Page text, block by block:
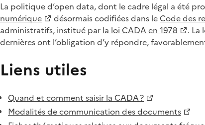
La politique d’open data, dont le cadre légal a été
numérique
désormais codifiées dans le Code des
administratifs, institué par la loi CADA en 1978
. La
dernières ont l’obligation d’y répondre,
Liens utiles
Quand et comment saisir la CADA ?
Modalités de communication des documents